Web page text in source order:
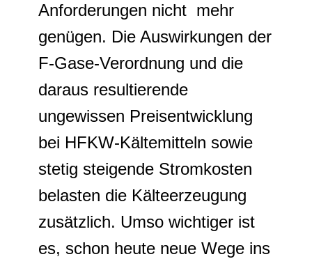
Anforderungen nicht mehr
genügen. Die Auswirkungen der
F-Gase-Verordnung und die
daraus resultierende
ungewissen Preisentwicklung
bei HFKW-Kältemitteln sowie
stetig steigende Stromkosten
belasten die Kälteerzeugung
zusätzlich. Umso wichtiger ist
es, schon heute neue Wege ins